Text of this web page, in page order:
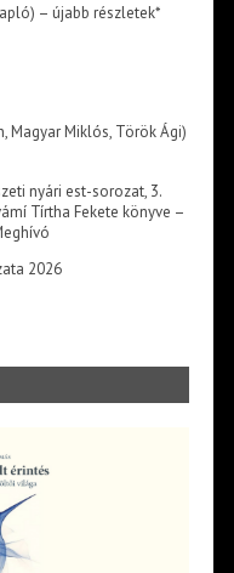
– újabb részletek*
Magyar Miklós, Török Ági)
nyári est-sorozat, 3.
Tírtha Fekete könyve –
2026